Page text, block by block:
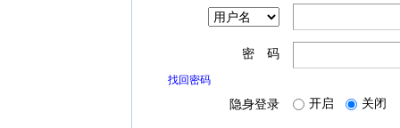
密 码
找回密码
隐身登录 开启 关闭